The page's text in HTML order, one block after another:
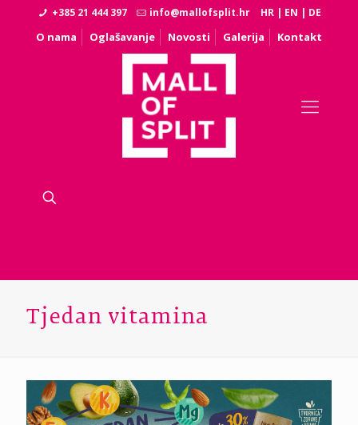
+385 21 444 397 info@mallofsplit.hr HR | EN | DE
O nama Oglašavanje Novosti Galerija Kontakt
Tjedan vitamina